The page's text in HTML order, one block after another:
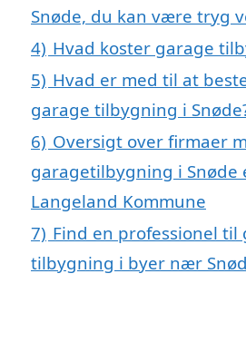
Snøde, du kan være tryg
4) Hvad koster garage
5) Hvad er med til at
garage tilbygning i
6) Oversigt over firmaer
garagetilbygning i Snøde
Langeland Kommune
7) Find en professionel til
tilbygning i byer nær